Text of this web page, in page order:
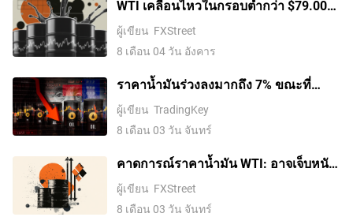
WTI เคลื่อนไหวในกรอบต่ำกว่า $79.00
กลางๆ ท่ามกลางความไม่แน่นอนของ
อิหร่านและความกังวลด้านอุปทาน
ผู้เขียน FXStreet
8 เดือน 04 วัน อังคาร
ราคาน้ำมันร่วงลงมากถึง 7% ขณะที่
ทรัมป์ระงับการโจมตีอิหร่านและกลับมา
เปิดการเจรจาอีกครั้ง
ผู้เขียน TradingKey
8 เดือน 03 วัน จันทร์
คาดการณ์ราคาน้ำมัน WTI: อาจเจ็บหนัก
ขึ้นหากไม่สามารถรักษาระดับ 77
ดอลลาร์ได้
ผู้เขียน FXStreet
8 เดือน 03 วัน จันทร์